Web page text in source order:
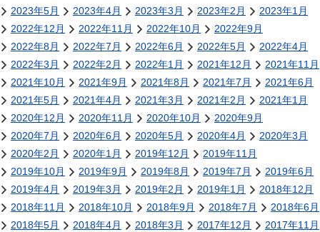
2023年5月
2023年4月 2023年3月 2023年2月
2023年1月
2022年12月
2022年11月 2022年10月
2022年9月
2022年8月
2022年7月 2022年6月 2022年5月
2022年4月
2022年3月
2022年2月 2022年1月 2021年12月
2021年11月
2021年10月
2021年9月 2021年8月 2021年7月
2021年6月
2021年5月
2021年4月 2021年3月 2021年2月
2021年1月
2020年12月
2020年11月 2020年10月
2020年9月
2020年7月
2020年6月 2020年5月 2020年4月
2020年3月
2020年2月
2020年1月 2019年12月
2019年11月
2019年10月
2019年9月 2019年8月 2019年7月
2019年6月
2019年4月
2019年3月 2019年2月 2019年1月
2018年12月
2018年11月
2018年10月 2018年9月 2018年7月
2018年6月
2018年5月
2018年4月 2018年3月 2017年12月
2017年11月